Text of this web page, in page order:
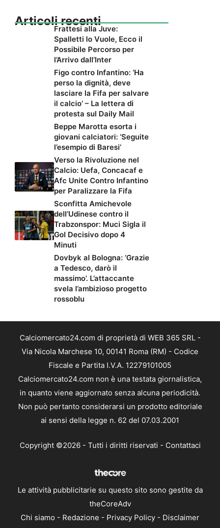
Articoli recenti
Frattesi alla Juve:
Spalletti lo Vuole, Ecco il
Possibile Percorso per
l’Arrivo dall’Inter
Figo contro Infantino: ‘Ha
perso la dignità, deve
lasciare la Fifa per salvare
il calcio’ – La lettera di
protesta sul Daily Mail
Beppe Marotta esorta i
giovani calciatori: ‘Seguite
l’esempio di Baresi’
Verso la Rivoluzione nel
Calcio: Uefa, Concacaf e
Afc Unite Contro Infantino
per Paralizzare la Fifa
Sconfitta Amichevole
dell’Udinese contro il
Trabzonspor: Muci Sigla il
Gol Decisivo dopo 4
Minuti
Dovbyk al Bologna: ‘Grazie
a Tedesco, darò il
massimo’. L’attaccante
svela l’ambizioso progetto
rossoblu
Calciomercato24.com di proprietà di WEB 365 SRL -
Via Nicola Marchese 10, 00141 Roma (RM) - Codice
Fiscale e Partita I.V.A. 12279101005
Calciomercato24.com non è una testata giornalistica,
in quanto viene aggiornato senza alcuna periodicità.
Non può pertanto considerarsi un prodotto editoriale
ai sensi della legge n. 62 del 07.03.2001
Copyright ©2026 - Tutti i diritti riservati - Contattaci
Le attività pubblicitarie su questo sito sono gestite da
theCoreAdv
Chi siamo - Redazione - Privacy Policy - Disclaimer